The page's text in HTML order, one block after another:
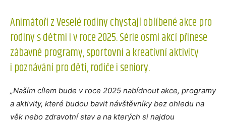
Animátoři z Veselé rodiny chystají oblíbené akce pro
rodiny s dětmi i v roce 2025. Série osmi akcí přinese
zábavné programy, sportovní a kreativní aktivity
i poznávání pro děti, rodiče i seniory.
„Naším cílem bude v roce 2025 nabídnout akce, programy
a aktivity, které budou bavit návštěvníky bez ohledu na
věk nebo zdravotní stav a na kterých si najdou